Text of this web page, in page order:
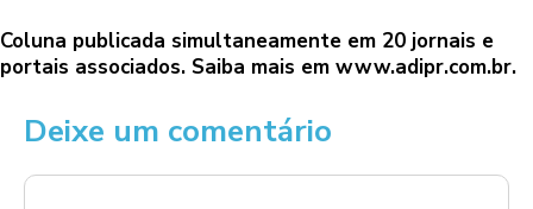
Coluna publicada simultaneamente em 20 jornais e
portais associados. Saiba mais em www.adipr.com.br.
Deixe um comentário
Comentário